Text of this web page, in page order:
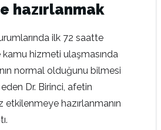
hazırlanmak
ilk 72 saatte
kamu hizmeti ulaşmasında
normal olduğunu bilmesi
Dr. Birinci, afetin
etkilenmeye hazırlanmanın